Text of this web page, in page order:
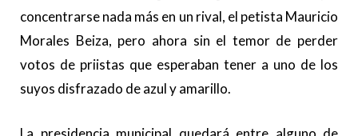
concentrarse nada más en un rival, el petista Mauricio
Morales Beiza, pero ahora sin el temor de perder
votos de priistas que esperaban tener a uno de los
suyos disfrazado de azul y amarillo.